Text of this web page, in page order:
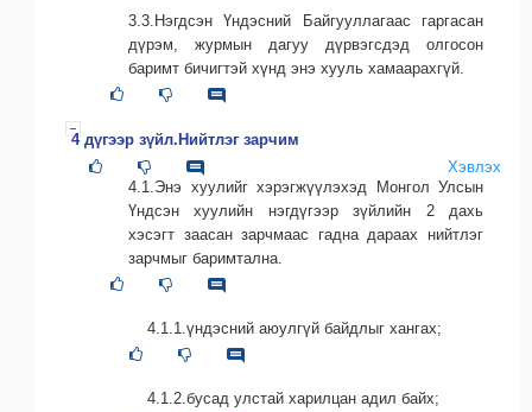
3.3.Нэгдсэн Үндэсний Байгууллагаас гаргасан
дүрэм, журмын дагуу дүрвэгсдэд олгосон
баримт бичигтэй хүнд энэ хууль хамаарахгүй.
4 дүгээр зүйл.Нийтлэг зарчим
Хэвлэх
4.1.Энэ хуулийг хэрэгжүүлэхэд Монгол Улсын
Үндсэн хуулийн нэгдүгээр зүйлийн 2 дахь
хэсэгт заасан зарчмаас гадна дараах нийтлэг
зарчмыг баримтална.
4.1.1.үндэсний аюулгүй байдлыг хангах;
4.1.2.бусад улстай харилцан адил байх;